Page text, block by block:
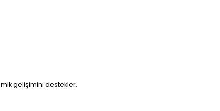
gelişimini destekler.